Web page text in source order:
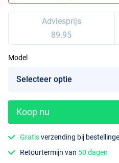
Adviesprijs
89.95
Model
Koop nu
Gratisverzending bij
Retourtermijn van 50 dagen